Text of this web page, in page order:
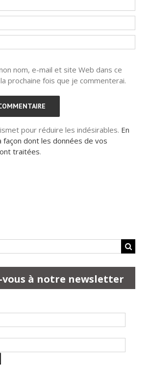
nom, e-mail et site Web dans ce
prochaine fois que je commenterai.
pour réduire les indésirables. En
façon dont les données de vos
traitées.
vous à notre newsletter